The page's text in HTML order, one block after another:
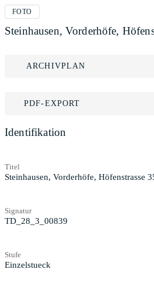
FOTO
Steinhausen, Vorderhöfe,
ARCHIVPLAN
PDF-EXPORT
Identifikation
Titel
Steinhausen, Vorderhöfe, Höfenstrasse
Signatur
TD_28_3_00839
Stufe
Einzelstueck